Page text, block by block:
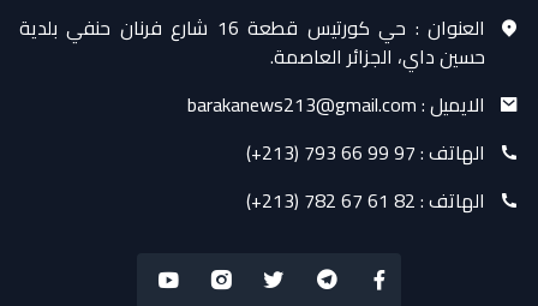
العنوان :
حي كورتيس قطعة 16 شارع فرنان حنفي بلدية
حسين داي، الجزائر العاصمة.
الايميل :barakanews213@gmail.com
الهاتف :(+213) 793 66 99 97
الهاتف :(+213) 782 67 61 82